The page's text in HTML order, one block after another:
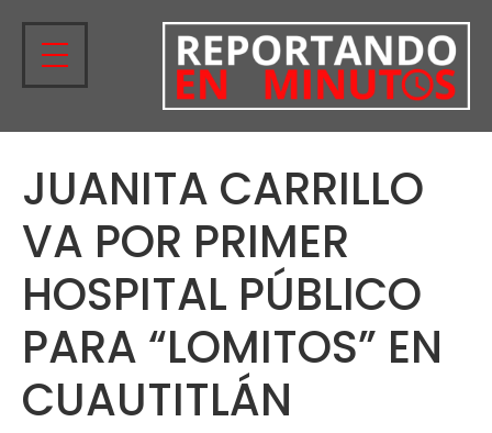
JUANITA CARRILLO
VA POR PRIMER
HOSPITAL PÚBLICO
PARA “LOMITOS” EN
CUAUTITLÁN